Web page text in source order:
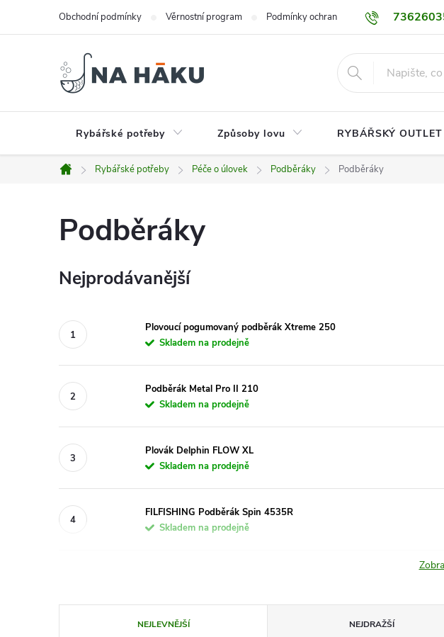
Obchodní podmínky Věrnostní program Podmínky ochrany osobních údajů
Rybářské potřeby Způsoby lovu RYBÁŘSKÝ OUTLET
Domů
Rybářské potřeby Péče o úlovek Podběráky Podběráky
Podběráky
Nejprodávanější
Plovoucí pogumovaný podběrák Xtreme 250
Skladem na prodejně
Podběrák Metal Pro II 210
Skladem na prodejně
Plovák Delphin FLOW XL
Skladem na prodejně
FILFISHING Podběrák Spin 4535R
Skladem na prodejně
NEJLEVNĚJŠÍ NEJDRAŽŠÍ